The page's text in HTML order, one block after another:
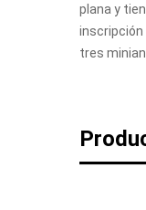
plana y
inscripción
tres